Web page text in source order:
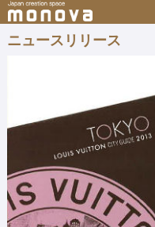
ニュースリリース